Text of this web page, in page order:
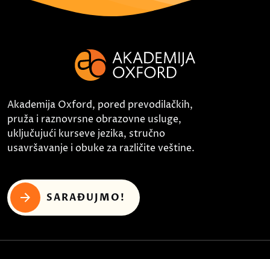
Akademija Oxford, pored prevodilačkih,
pruža i raznovrsne obrazovne usluge,
uključujući kurseve jezika, stručno
usavršavanje i obuke za različite veštine.
SARAĐUJMO!